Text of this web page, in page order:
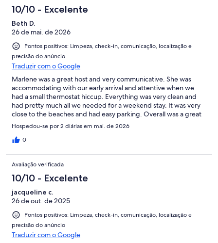
10/10 - Excelente
Beth D.
26 de mai. de 2026
Pontos positivos: Limpeza, check-in, comunicação, localização e
precisão do anúncio
Traduzir com o Google
Marlene was a great host and very communicative. She was
accommodating with our early arrival and attentive when we
had a small thermostat hiccup. Everything was very clean and
had pretty much all we needed for a weekend stay. It was very
close to the beaches and had easy parking. Overall was a great
stay.
Hospedou-se por 2 diárias em mai. de 2026
0
Avaliação verificada
10/10 - Excelente
jacqueline c.
26 de out. de 2025
Pontos positivos: Limpeza, check-in, comunicação, localização e
precisão do anúncio
Traduzir com o Google